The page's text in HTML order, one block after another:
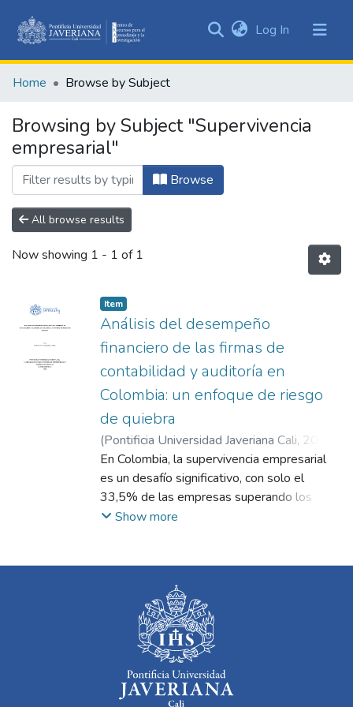
&
All of DSpace
Log In (current)
Home Browse by Subject
Browsing by Subject "Supervivencia
empresarial"
Browse
All browse results
Now showing 1 - 1 of 1
Item
Análisis del desempeño
financiero de las firmas de
contabilidad y auditoría en
Colombia: un enfoque de riesgo
de quiebra
(Pontificia Universidad Javeriana Cali, 2024
Filigrana Mina, Marvi Duván;Heredia
Rodríguez, Liliana
En Colombia, la supervivencia empresarial
es un desafío significativo, con solo el
33,5% de las empresas superando los
cinco años de operación. Este estudio
para anticipar riesgos de quiebra. Utilizando
datos sobre la distribución geográfica de
estas firmas y su concentración en ciudades
principales como Bogotá, Medellín y Cali, se
evalúa su impacto en la estabilidad
económica de las empresas. El análisis
Show more